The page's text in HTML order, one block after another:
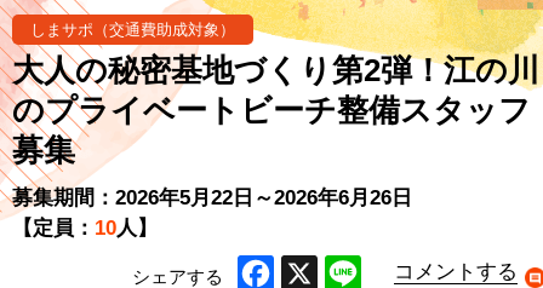
しまサポ（交通費助成対象）
大人の秘密基地づくり第2弾！江の川
のプライベートビーチ整備スタッフ
募集
募集期間：2026年5月22日～2026年6月26日
【定員： 10人】
シェアする
コメントする